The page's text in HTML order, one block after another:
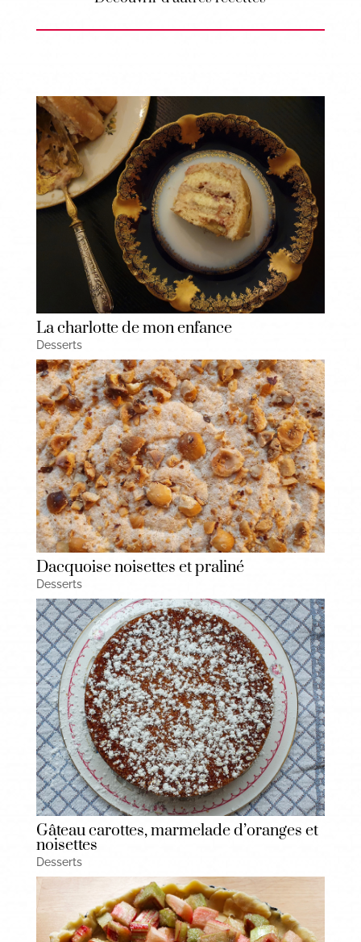
La charlotte de mon enfance
Desserts
Dacquoise noisettes et praliné
Desserts
Gâteau carottes, marmelade d’oranges et
noisettes
Desserts